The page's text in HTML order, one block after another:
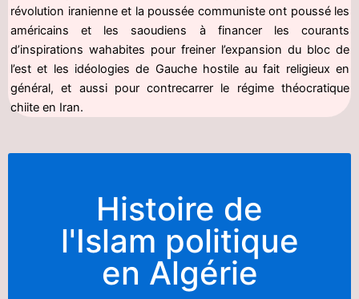
révolution iranienne et la poussée communiste ont poussé les
américains et les saoudiens à financer les courants
d’inspirations wahabites pour freiner l’expansion du bloc de
l’est et les idéologies de Gauche hostile au fait religieux en
général, et aussi pour contrecarrer le régime théocratique
chiite en Iran.
Histoire de
l'Islam politique
en Algérie